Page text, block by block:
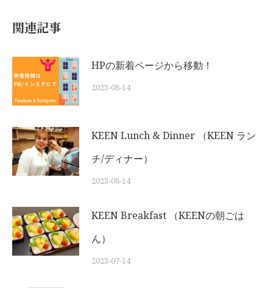
関連記事
HPの新着ページから移動！
2023-08-14
KEEN Lunch & Dinner （KEEN ラン
チ/ディナー）
2023-08-14
KEEN Breakfast （KEENの朝ごは
ん）
2023-07-14